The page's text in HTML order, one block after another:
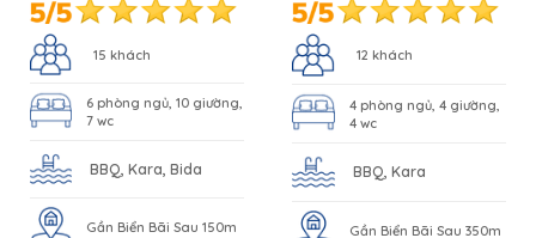
Ngày thường 5.5 triệu
Gần Biển Bãi Sau 350m
Ngày thường 3.5 triệu